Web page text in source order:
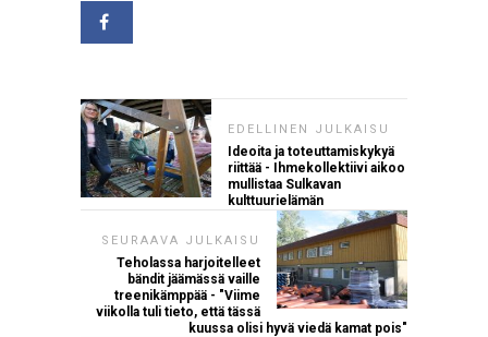
EDELLINEN JULKAISU
Ideoita ja toteuttamiskykyä
riittää - Ihmekollektiivi aikoo
mullistaa Sulkavan
kulttuurielämän
SEURAAVA JULKAISU
Teholassa harjoitelleet
bändit jäämässä vaille
treenikämppää - "Viime
viikolla tuli tieto, että tässä
kuussa olisi hyvä viedä kamat pois"